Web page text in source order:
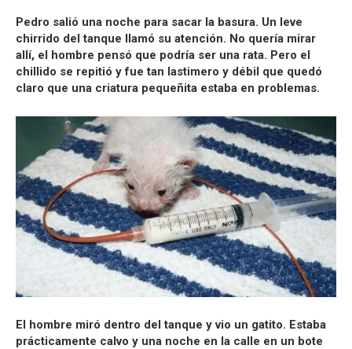
Pedro salió una noche para sacar la basura. Un leve
chirrido del tanque llamó su atención. No quería mirar
allí, el hombre pensó que podría ser una rata. Pero el
chillido se repitió y fue tan lastimero y débil que quedó
claro que una criatura pequeñita estaba en problemas.
El hombre miró dentro del tanque y vio un gatito. Estaba
prácticamente calvo y una noche en la calle en un bote